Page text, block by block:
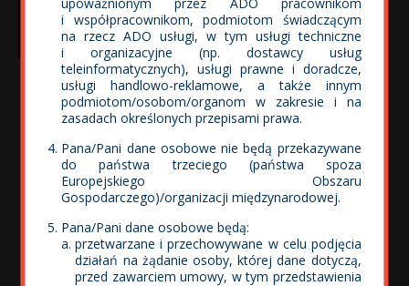
i współpracownikom, podmiotom świadczącym
na rzecz ADO usługi, w tym usługi techniczne
i organizacyjne (np. dostawcy usług
teleinformatycznych), usługi prawne i doradcze,
usługi handlowo-reklamowe, a także innym
podmiotom/osobom/organom w zakresie i na
zasadach określonych przepisami prawa.
Pana/Pani dane osobowe nie będą przekazywane
do państwa trzeciego (państwa spoza
Europejskiego Obszaru
Gospodarczego)/organizacji międzynarodowej.
Pana/Pani dane osobowe będą:
przetwarzane i przechowywane w celu podjęcia
działań na żądanie osoby, której dane dotyczą,
przed zawarciem umowy, w tym przedstawienia
Poziom był bardzo wysoki , dlatego została podjęta
decyzja aby wyróżnić dodatkowo 12 osób.
Nagrody główne